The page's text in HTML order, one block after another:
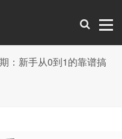
：新手从0到1的靠谱搞